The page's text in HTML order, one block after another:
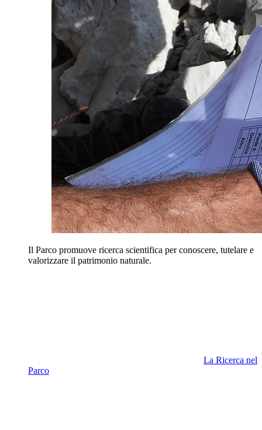
Il Parco promuove ricerca scientifica per conoscere, tutelare e
valorizzare il patrimonio naturale.
La Ricerca nel
Parco